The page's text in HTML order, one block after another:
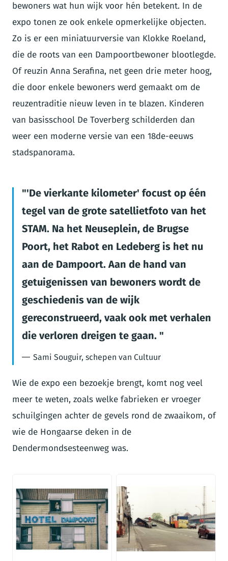
bewoners wat hun wijk voor hén betekent. In de
expo tonen ze ook enkele opmerkelijke objecten.
Zo is er een miniatuurversie van Klokke Roeland,
die de roots van een Dampoortbewoner blootlegde.
Of reuzin Anna Serafina, net geen drie meter hoog,
die door enkele bewoners werd gemaakt om de
reuzentraditie nieuw leven in te blazen. Kinderen
van basisschool De Toverberg schilderden dan
weer een moderne versie van een 18de-eeuws
stadspanorama.
'De vierkante kilometer' focust op één
tegel van de grote satellietfoto van het
STAM. Na het Neuseplein, de Brugse
Poort, het Rabot en Ledeberg is het nu
aan de Dampoort. Aan de hand van
getuigenissen van bewoners wordt de
geschiedenis van de wijk
gereconstrueerd, vaak ook met verhalen
die verloren dreigen te gaan.
Sami Souguir, schepen van Cultuur
Wie de expo een bezoekje brengt, komt nog veel
meer te weten, zoals welke fabrieken er vroeger
schuilgingen achter de gevels rond de zwaaikom, of
wie de Hongaarse deken in de
Dendermondsesteenweg was.
JPG JPG